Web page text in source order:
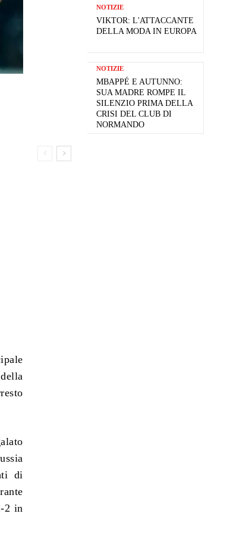
di
2 in
NOTIZIE
VIKTOR: L'ATTACCANTE
DELLA MODA IN EUROPA
NOTIZIE
MBAPPÉ E AUTUNNO:
SUA MADRE ROMPE IL
SILENZIO PRIMA DELLA
CRISI DEL CLUB DI
NORMANDO